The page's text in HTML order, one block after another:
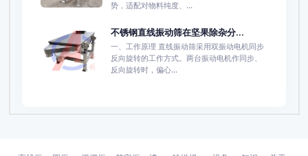
势，适配对物料纯度、...
不锈钢直线振动筛在坚果除杂分...
一、工作原理 直线振动筛采用双振动电机同步
反向旋转的工作方式。两台振动电机作同步、
反向旋转时，偏心...